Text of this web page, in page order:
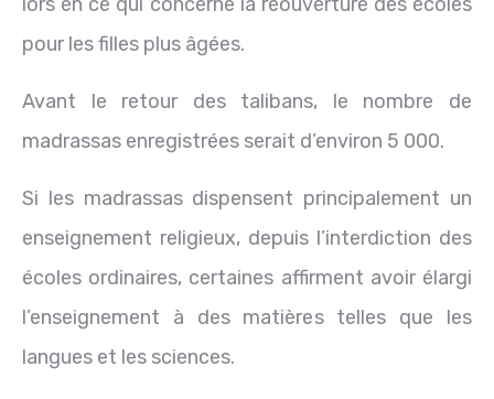
pour les filles plus âgées.
Avant le retour des talibans, le nombre de
madrassas enregistrées serait d’environ 5 000.
Si les madrassas dispensent principalement un
enseignement religieux, depuis l’interdiction des
écoles ordinaires, certaines affirment avoir élargi
l’enseignement à des matières telles que les
langues et les sciences.